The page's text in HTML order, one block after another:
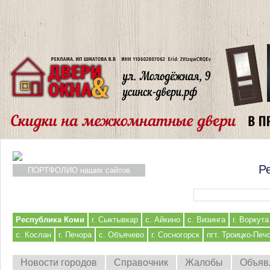
ПОРТФОЛИО наших сайтов
Республика Коми г. Сыктывкар с. Айкино с. Визинга
г. Воркута
с. Кослан
г. Печора с. Объячево г. Сосногорск пгт. Троицко-
Новости городов Справочник Жалобы